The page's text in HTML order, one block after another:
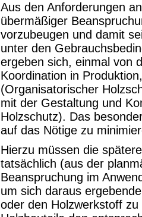
Aus den Anforderungen
übermäßiger
vorzubeugen und damit
unter den
ergeben sich, einmal von
Koordination in
(Organisatorischer
mit der Gestaltung und
Holzschutz). Das
auf das Nötige zu
Hierzu müssen die
tatsächlich (aus der
Beanspruchung im
um sich daraus
oder den Holzwerkstoff